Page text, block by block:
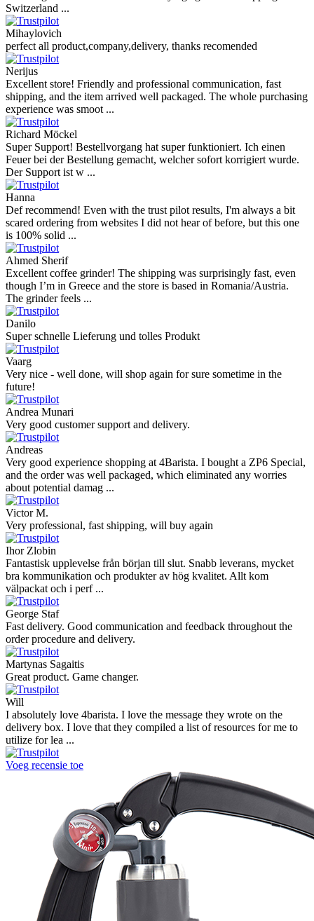
Switzerland ...
Mihaylovich
perfect all product,company,delivery, thanks recomended
Nerijus
Excellent store! Friendly and professional communication, fast
shipping, and the item arrived well packaged. The whole purchasing
experience was smoot ...
Richard Möckel
Super Support! Bestellvorgang hat super funktioniert. Ich einen
Feuer bei der Bestellung gemacht, welcher sofort korrigiert wurde.
Der Support ist w ...
Hanna
Def recommend! Even with the trust pilot results, I'm always a bit
scared ordering from websites I did not hear of before, but this one
is 100% solid ...
Ahmed Sherif
Excellent coffee grinder! The shipping was surprisingly fast, even
though I’m in Greece and the store is based in Romania/Austria.
The grinder feels ...
Danilo
Super schnelle Lieferung und tolles Produkt
Vaarg
Very nice - well done, will shop again for sure sometime in the
future!
Andrea Munari
Very good customer support and delivery.
Andreas
Very good experience shopping at 4Barista. I bought a ZP6 Special,
and the order was well packaged, which eliminated any worries
about potential damag ...
Victor M.
Very professional, fast shipping, will buy again
Ihor Zlobin
Fantastisk upplevelse från början till slut. Snabb leverans, mycket
bra kommunikation och produkter av hög kvalitet. Allt kom
välpackat och i perf ...
George Staf
Fast delivery. Good communication and feedback throughout the
order procedure and delivery.
Martynas Sagaitis
Great product. Game changer.
Will
I absolutely love 4barista. I love the message they wrote on the
delivery box. I love that they compiled a list of resources for me to
utilize for lea ...
Voeg recensie toe